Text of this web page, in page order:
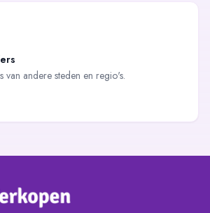
van andere steden en regio's.